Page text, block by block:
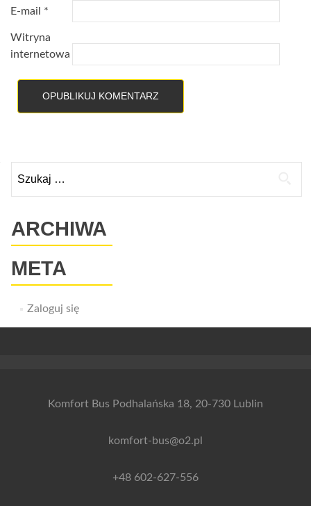
E-mail *
Witryna
internetowa
ARCHIWA
META
Zaloguj się
Komfort Bus Podhalańska 18, 20-730 Lublin
komfort-bus@o2.pl
+48 602-627-556